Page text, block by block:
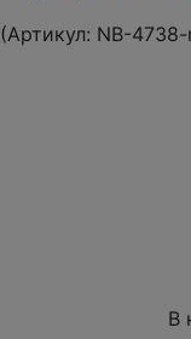
(Артикул: NB-4738-
В